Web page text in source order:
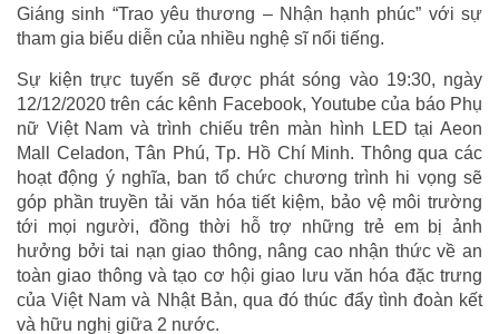
Giáng sinh “Trao yêu thương – Nhận hạnh phúc” với sự
tham gia biểu diễn của nhiều nghệ sĩ nổi tiếng.
Sự kiện trực tuyến sẽ được phát sóng vào 19:30, ngày
12/12/2020 trên các kênh Facebook, Youtube của báo Phụ
nữ Việt Nam và trình chiếu trên màn hình LED tại Aeon
Mall Celadon, Tân Phú, Tp. Hồ Chí Minh. Thông qua các
hoạt động ý nghĩa, ban tổ chức chương trình hi vọng sẽ
góp phần truyền tải văn hóa tiết kiệm, bảo vệ môi trường
tới mọi người, đồng thời hỗ trợ những trẻ em bị ảnh
hưởng bởi tai nạn giao thông, nâng cao nhận thức về an
toàn giao thông và tạo cơ hội giao lưu văn hóa đặc trưng
của Việt Nam và Nhật Bản, qua đó thúc đẩy tình đoàn kết
và hữu nghị giữa 2 nước.